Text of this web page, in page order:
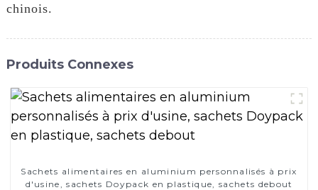
chinois.
Produits Connexes
Sachets alimentaires en aluminium personnalisés à prix
d'usine, sachets Doypack en plastique, sachets debout